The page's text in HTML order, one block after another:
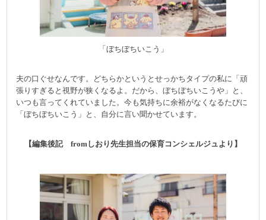
「ぼちぼちいこう」
夫の口ぐせなんです。どちらかというとせっかちタイプの私に「頑
張りすぎると視野が狭くなるよ。だから、ぼちぼちいこうや」と、
いつも言ってくれていました。今も気持ちに余裕がなくなるたびに
「ぼちぼちいこう」と、自分に言い聞かせています。
【編集後記 fromしおり先生担当の保育コンシェルジュより】